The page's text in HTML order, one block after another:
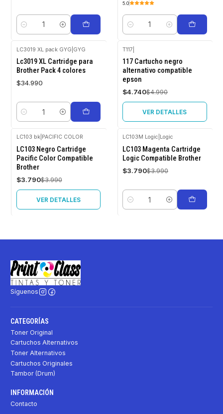
Cantidad
5.0
Cantidad
LC3019 XL pack GYG GYG
Lc3019 XL Cartridge para
Brother Pack 4 colores
$34.990
Cantidad
-5%
OFF
Agotado
T117
117 Cartucho negro
alternativo compatible
epson
$4.740$4.990
VER DETALLES
-5%
OFF
Agotado
LC103 bk| PACIFIC COLOR
LC103 Negro Cartridge
Pacific Color Compatible
Brother
$3.790$3.990
VER DETALLES
-5%
OFF
LC103M Logic Logic
LC103 Magenta Cartridge
Logic Compatible Brother
$3.790$3.990
Cantidad
Síguenos
CATEGORÍAS
Toner Original
Cartuchos Alternativos
Toner Alternativos
Cartuchos Originales
Tambor (Drum)
INFORMACIÓN
Contacto